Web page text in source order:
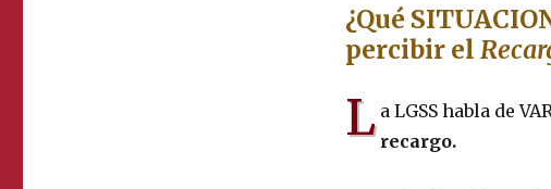
¿Qué
percibir el
L a LGSS habla de
recargo.